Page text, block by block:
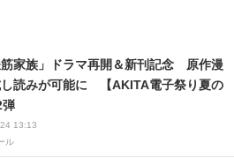
リサーチ
13:13
ル
筋家族」ドラマ再開＆新刊記念 原作漫
し読みが可能に 【AKITA電子祭り夏の
弾